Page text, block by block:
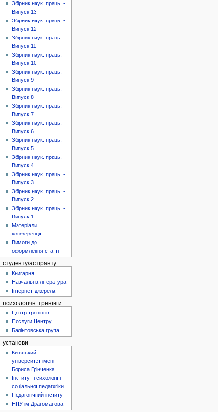
Збірник наук. праць. -
Випуск 13
Збірник наук. праць. -
Випуск 12
Збірник наук. праць. -
Випуск 11
Збірник наук. праць. -
Випуск 10
Збірник наук. праць. -
Випуск 9
Збірник наук. праць. -
Випуск 8
Збірник наук. праць. -
Випуск 7
Збірник наук. праць. -
Випуск 6
Збірник наук. праць. -
Випуск 5
Збірник наук. праць. -
Випуск 4
Збірник наук. праць. -
Випуск 3
Збірник наук. праць. -
Випуск 2
Збірник наук. праць. -
Випуск 1
Матеріали
конференції
Вимоги до
оформлення статті
студенту/аспіранту
Книгарня
Навчальна література
Інтернет-джерела
психологічні тренінги
Центр тренінгів
Послуги Центру
Балінтовська група
установи
Київський
університет імені
Бориса Грінченка
Інститут психології і
соціальної педагогіки
Педагогічний інститут
НПУ ім.Драгоманова